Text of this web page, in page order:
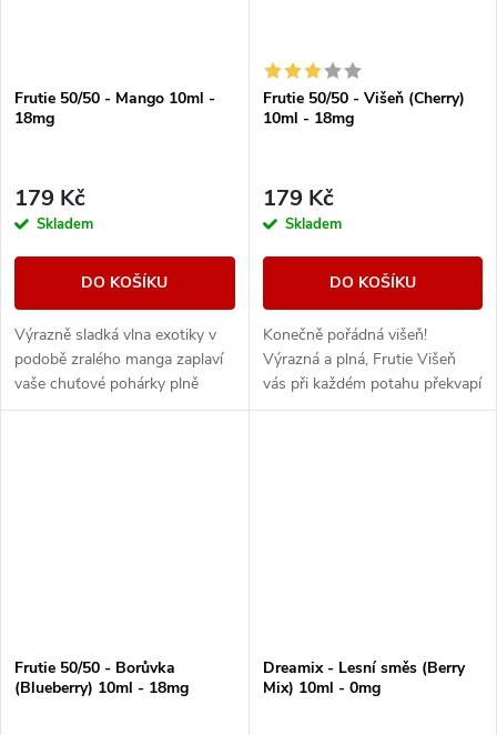
Frutie 50/50 - Mango 10ml -
18mg
179 Kč
Skladem
DO KOŠÍKU
Výrazně sladká vlna exotiky v
podobě zralého manga zaplaví
vaše chuťové pohárky plně
ovocnou příchutí.
Frutie 50/50 - Višeň (Cherry)
10ml - 18mg
179 Kč
Skladem
DO KOŠÍKU
Konečně pořádná višeň!
Výrazná a plná, Frutie Višeň
vás při každém potahu překvapí
svou intenzivní a věrnou chutí,
Frutie 50/50 - Borůvka
(Blueberry) 10ml - 18mg
Dreamix - Lesní směs (Berry
Mix) 10ml - 0mg